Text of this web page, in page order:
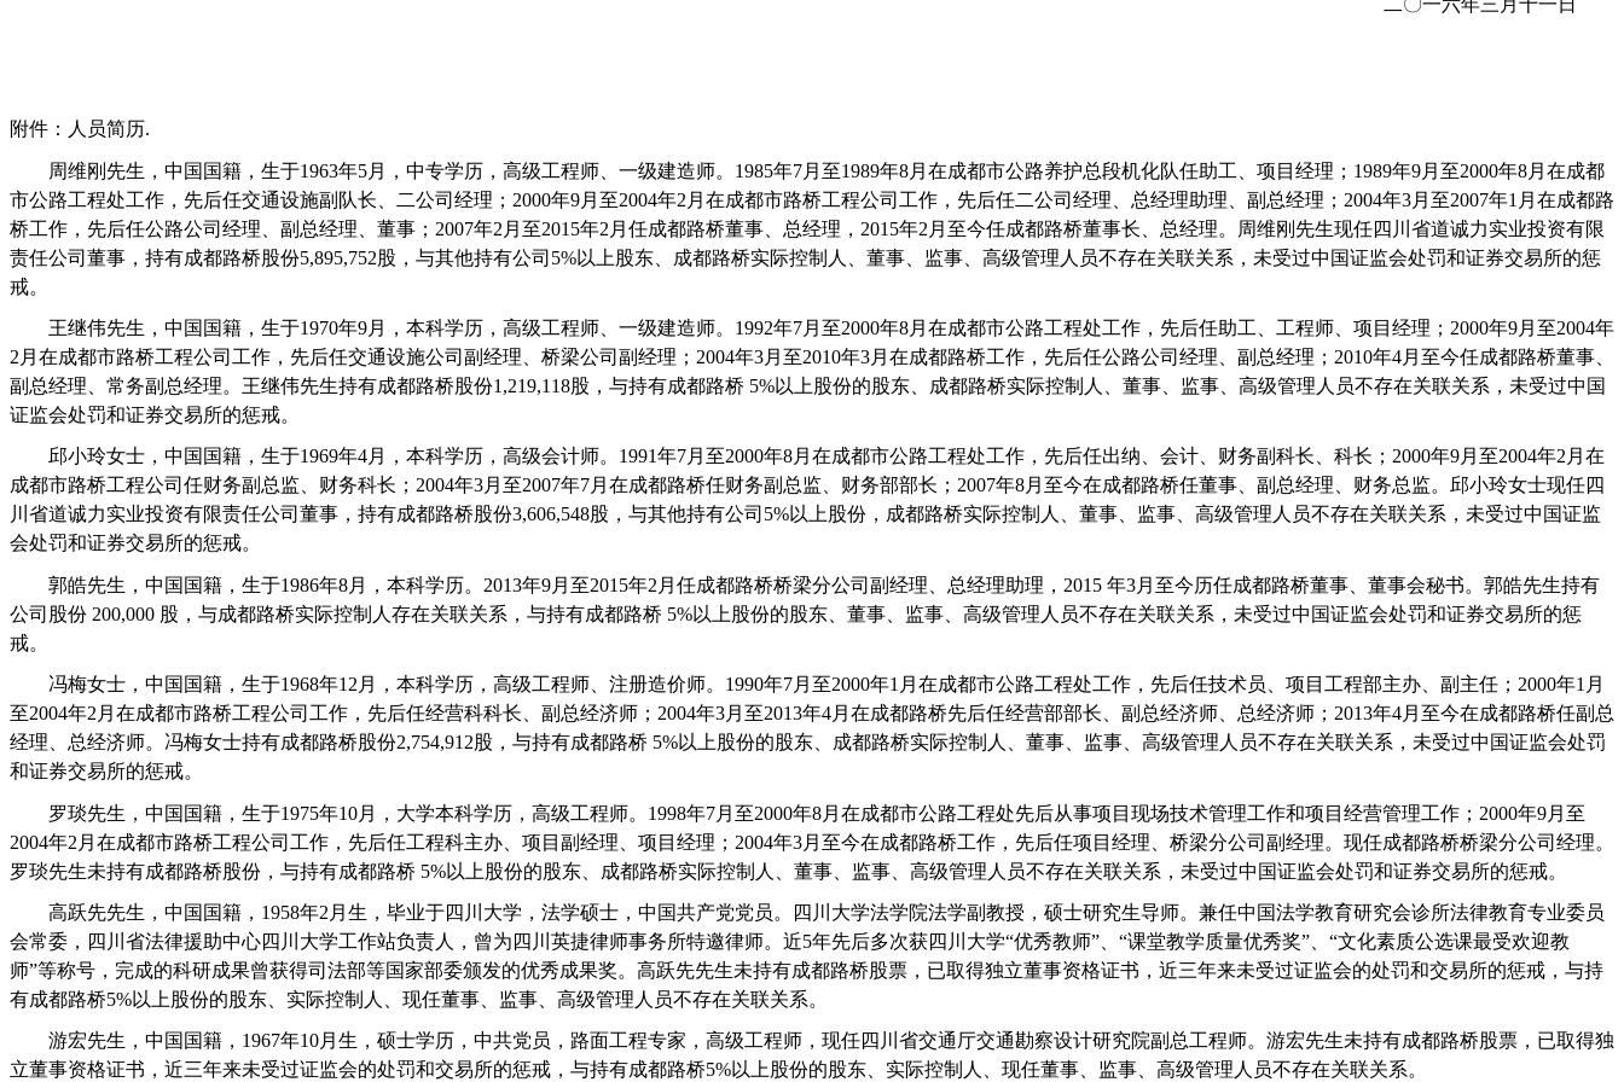
二〇一六年三月十一日
附件：人员简历.
周维刚先生，中国国籍，生于1963年5月，中专学历，高级工程师、一级建造师。 1985年7月至1989年8月在成都市公路养护总段机化队任助工、项目经理； 1989年9月至2000年8月在成都
市公路工程处工作，先后任交通设施副队长、二公司经理； 2000年9月至2004年2 月在成都市路桥工程公司工作，先后任二公司经理、总经理助理、副总经理； 2004年3月至2007年1 月在成都路
桥工作，先后任公路公司经理、副总经理、董事； 2007年2 月至2015年2 月任成都路桥董事、总经理， 2015年2 月至今任成都路桥董事长、总经理。周维刚先生现任四川省道诚力实业投资有限
责任公司董事，持有成都路桥股份5,895,752股，与其他持有公司 5%以上股东、成都路桥实际控制人、董事、监事、高级管理人员不存在关联关系，未受过中国证监会处罚和证券交易所的惩
戒。
王继伟先生，中国国籍，生于1970年9月，本科学历，高级工程师、一级建造师。 1992年7月至2000年8月在成都市公路工程处工作，先后任助工、工程师、项目经理； 2000年9月至2004年
2 月在成都市路桥工程公司工作，先后任交通设施公司副经理、桥梁公司副经理； 2004年3月至2010年3月在成都路桥工作，先后任公路公司经理、副总经理； 2010年4月至今任成都路桥董事、
副总经理、常务副总经理。王继伟先生持有成都路桥股份1,219,118股，与持有成都路桥 5%以上股份的股东、成都路桥实际控制人、董事、监事、高级管理人员不存在关联关系，未受过中国
证监会处罚和证券交易所的惩戒。
邱小玲女士，中国国籍，生于1969年4月，本科学历，高级会计师。 1991年7月至2000年8月在成都市公路工程处工作，先后任出纳、会计、财务副科长、科长； 2000年9月至2004年2月在
成都市路桥工程公司任财务副总监、财务科长； 2004年3月至2007年7月在成都路桥任财务副总监、财务部部长； 2007年8月至今在成都路桥任董事、副总经理、财务总监。邱小玲女士现任四
川省道诚力实业投资有限责任公司董事，持有成都路桥股份3,606,548股，与其他持有公司 5%以上股份，成都路桥实际控制人、董事、监事、高级管理人员不存在关联关系，未受过中国证监
会处罚和证券交易所的惩戒。
郭皓先生，中国国籍，生于1986年8月，本科学历。 2013年9月至2015年2 月任成都路桥桥梁分公司副经理、总经理助理， 2015 年3月至今历任成都路桥董事、董事会秘书。郭皓先生持有
公司股份 200,000 股，与成都路桥实际控制人存在关联关系，与持有成都路桥 5%以上股份的股东、董事、监事、高级管理人员不存在关联关系，未受过中国证监会处罚和证券交易所的惩
戒。
冯梅女士，中国国籍，生于1968年12 月，本科学历，高级工程师、注册造价师。 1990年7月至2000年1 月在成都市公路工程处工作，先后任技术员、项目工程部主办、副主任； 2000年1 月
至2004年2 月在成都市路桥工程公司工作，先后任经营科科长、副总经济师； 2004年3月至2013年4月在成都路桥先后任经营部部长、副总经济师、总经济师； 2013年4月至今在成都路桥任副总
经理、总经济师。冯梅女士持有成都路桥股份2,754,912股，与持有成都路桥 5%以上股份的股东、成都路桥实际控制人、董事、监事、高级管理人员不存在关联关系，未受过中国证监会处罚
和证券交易所的惩戒。
罗琰先生，中国国籍，生于1975年10月，大学本科学历，高级工程师。 1998年7月至2000年8月在成都市公路工程处先后从事项目现场技术管理工作和项目经营管理工作； 2000年9月至
2004年2 月在成都市路桥工程公司工作，先后任工程科主办、项目副经理、项目经理； 2004年3月至今在成都路桥工作，先后任项目经理、桥梁分公司副经理。现任成都路桥桥梁分公司经理。
罗琰先生未持有成都路桥股份，与持有成都路桥 5%以上股份的股东、成都路桥实际控制人、董事、监事、高级管理人员不存在关联关系，未受过中国证监会处罚和证券交易所的惩戒。
高跃先先生，中国国籍， 1958年2 月生，毕业于四川大学，法学硕士，中国共产党党员。四川大学法学院法学副教授，硕士研究生导师。兼任中国法学教育研究会诊所法律教育专业委员
会常委，四川省法律援助中心四川大学工作站负责人，曾为四川英捷律师事务所特邀律师。近5年先后多次获四川大学“优秀教师” “课堂教学质量优秀奖” “文化素质公选课最受欢迎教
师”等称号，完成的科研成果曾获得司法部等国家部委颁发的优秀成果奖。高跃先先生未持有成都路桥股票，已取得独立董事资格证书，近三年来未受过证监会的处罚和交易所的惩戒，与持
有成都路桥5%以上股份的股东、实际控制人、现任董事、监事、高级管理人员不存在关联关系。
游宏先生，中国国籍， 1967年10月生，硕士学历，中共党员，路面工程专家，高级工程师，现任四川省交通厅交通勘察设计研究院副总工程师。游宏先生未持有成都路桥股票，已取得独
立董事资格证书，近三年来未受过证监会的处罚和交易所的惩戒，与持有成都路桥5%以上股份的股东、实际控制人、现任董事、监事、高级管理人员不存在关联关系。